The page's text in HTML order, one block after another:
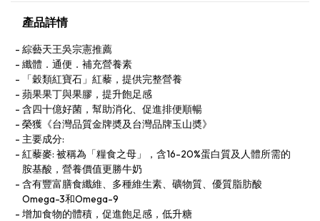
產品詳情
綜藝天王吳宗憲推薦
纖體．通便．補充營養素
「穀類紅寶石」紅藜，提供完整營養
蘋果果丁與果膠，提升飽足感
含四十億好菌，幫助消化、促進排便順暢
榮獲《台灣品質金牌奬及台灣品牌玉山奬》
主要成分:
紅藜麥: 被稱為「糧食之母」，含16-20%蛋白質及人體所需的
胺基酸，營養價值更勝牛奶
含有豐富膳食纖維、多種維生素、礦物質、優質脂肪酸
Omega-3和Omega-9
增加食物的體積，促進飽足感，低升糖